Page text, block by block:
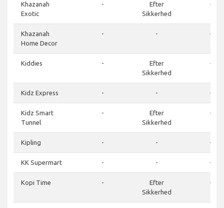
Khazanah
Exotic
-
Efter
Sikkerhed
-
Khazanah
Home Decor
- - -
Kiddies -
Efter
Sikkerhed
-
Kidz Express - - -
Kidz Smart
Tunnel
-
Efter
Sikkerhed
-
Kipling - - -
KK Supermart - - -
Kopi Time -
Efter
Sikkerhed
-